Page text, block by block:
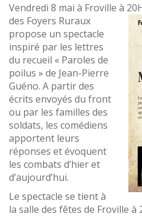
Vendredi 8 mai à Froville à
des Foyers Ruraux
propose un spectacle
inspiré par les lettres
du recueil « Paroles de
poilus » de Jean-Pierre
Guéno. A partir des
écrits envoyés du front
ou par les familles des
soldats, les comédiens
apportent leurs
réponses et évoquent
les combats d’hier et
d’aujourd’hui.
Le spectacle se tient à
la salle des fêtes de Froville à